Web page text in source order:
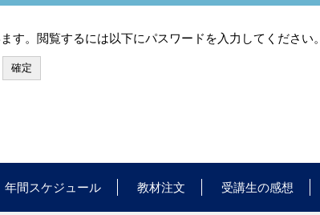
す。閲覧するには以下にパスワードを入力してください。
年間スケジュール 教材注文 受講生の感想